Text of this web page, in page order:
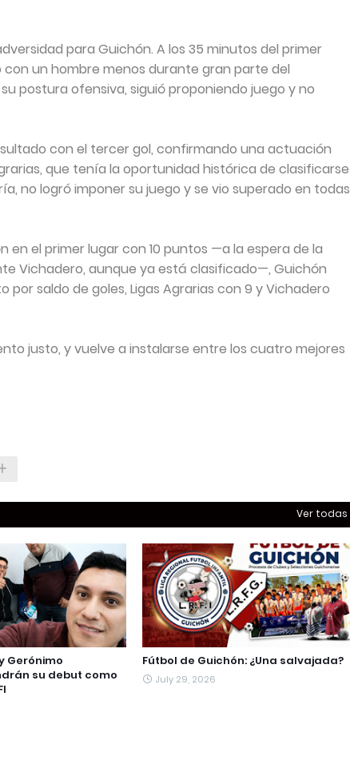
para Guichón. A los 35 minutos del primer
un hombre menos durante gran parte del
postura ofensiva, siguió proponiendo juego y no
con el tercer gol, confirmando una actuación
que tenía la oportunidad histórica de clasificarse
no logró imponer su juego y se vio superado en todas
en el primer lugar con 10 puntos —a la espera de la
Vichadero, aunque ya está clasificado—, Guichón
saldo de goles, Ligas Agrarias con 9 y Vichadero
justo, y vuelve a instalarse entre los cuatro mejores
Ver todas
Gerónimo
su debut como
Fútbol de Guichón: ¿Una salvajada?
July 29, 2026